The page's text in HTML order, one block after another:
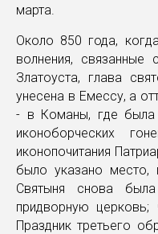
марта.
Около 850 года,
волнения, связанные
Златоуста, глава
унесена в Емессу, а
- в Команы, где была
иконоборческих
иконопочитания
было указано место,
Святыня снова
придворную
Праздник третьего